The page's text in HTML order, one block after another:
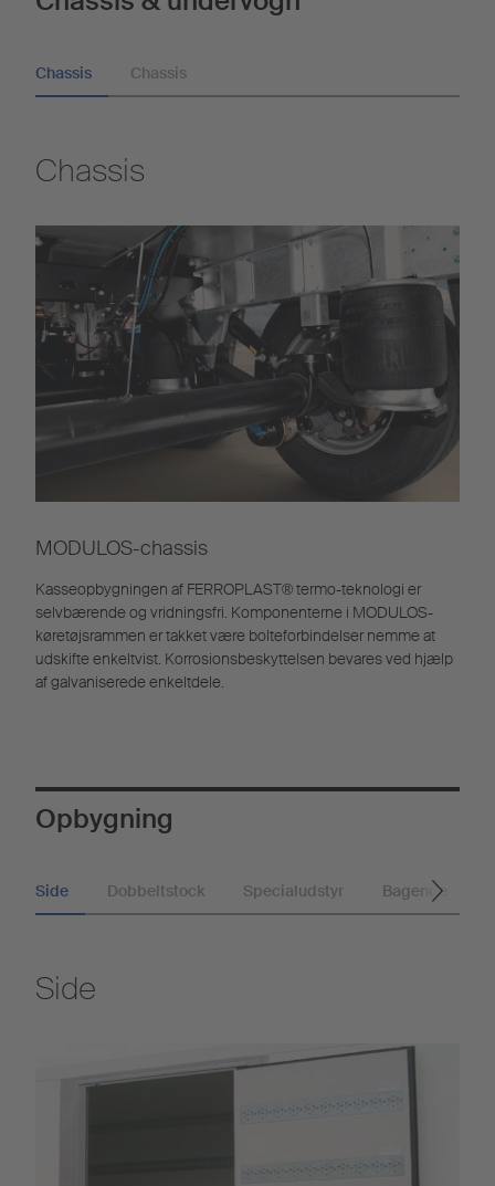
Chassis Chassis
Chassis
MODULOS-chassis
Kasseopbygningen af FERROPLAST® termo-teknologi er
selvbærende og vridningsfri. Komponenterne i MODULOS-
køretøjsrammen er takket være bolteforbindelser nemme at
udskifte enkeltvist. Korrosionsbeskyttelsen bevares ved hjælp
af galvaniserede enkeltdele.
Opbygning
Side Dobbeltstock Specialudstyr Bagende
Side